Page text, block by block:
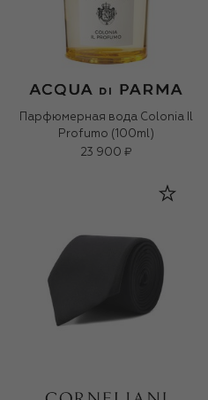
Парфюмерная вода Colonia Il
Profumo (100ml)
23 900 ₽